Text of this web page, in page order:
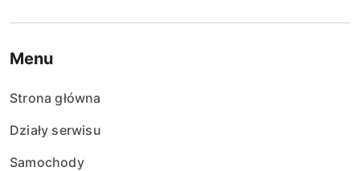
Menu
Strona główna
Działy serwisu
Samochody